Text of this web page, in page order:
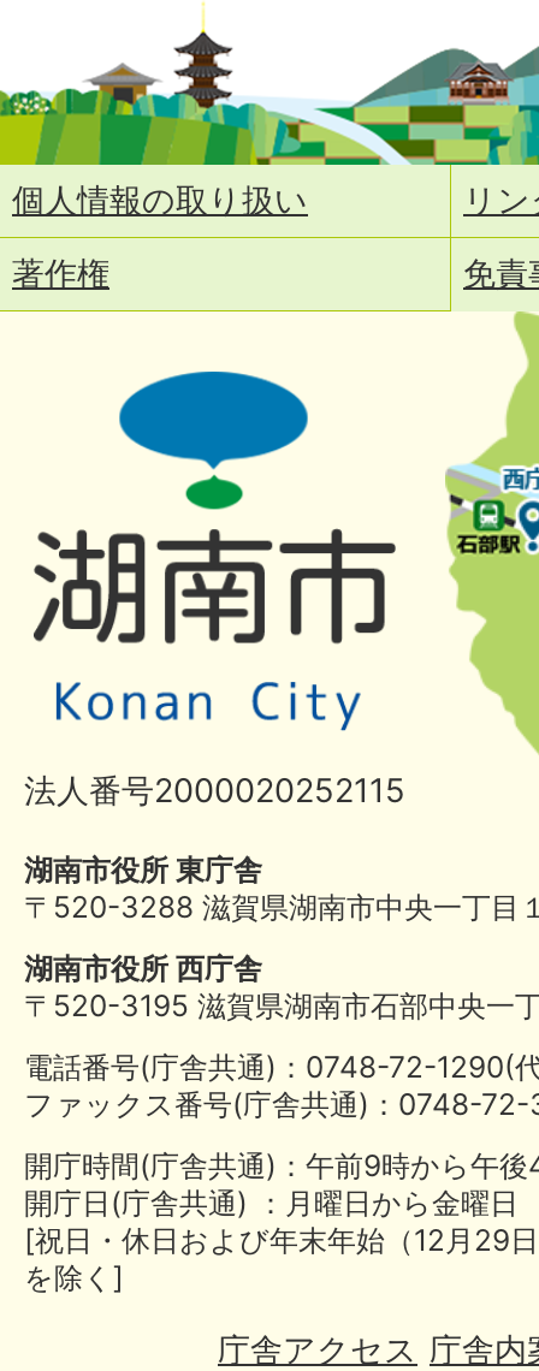
個人情報の取り扱い
リ
著作権
免責
法人番号2000020252115
湖南市役所 東庁舎
〒520-3288 滋賀県湖南市中央一丁目
湖南市役所 西庁舎
〒520-3195 滋賀県湖南市石部中央一
電話番号(庁舎共通)：0748-72-
ファックス番号(庁舎共通)：0748-
開庁時間(庁舎共通)：午前9時から午
開庁日(庁舎共通) ：月曜日から金曜日
[祝日・休日および年末年始（12月29
を除く]
庁舎アクセス 庁舎内